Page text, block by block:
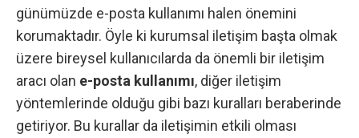
günümüzde e-posta kullanımı halen önemini
korumaktadır. Öyle ki kurumsal iletişim başta olmak
üzere bireysel kullanıcılarda da önemli bir iletişim
aracı olan e-posta kullanımı, diğer iletişim
yöntemlerinde olduğu gibi bazı kuralları beraberinde
getiriyor. Bu kurallar da iletişimin etkili olması